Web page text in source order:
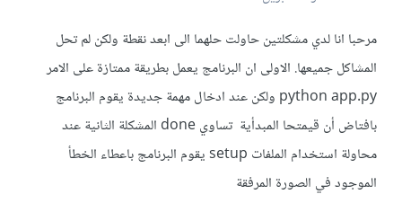
مرحبا انا لدي مشكلتين حاولت حلهما الى ابعد نقطة ولكن لم تحل
المشاكل جميعها. الاولى ان البرنامج يعمل بطريقة ممتازة على الامر
python app.py ولكن عند ادخال مهمة جديدة يقوم البرنامج
بافتاض أن قيمتحا المبدأية تساوي done المشكلة الثانية عند
محاولة استخدام الملفات setup يقوم البرنامج باعطاء الخطأ
الموجود في الصورة المرفقة